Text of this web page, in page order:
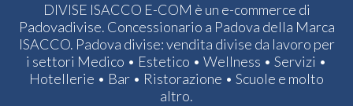
DIVISE ISACCO E-COM è un e-commerce di
Padovadivise. Concessionario a Padova della Marca
ISACCO. Padova divise: vendita divise da lavoro per
i settori Medico • Estetico • Wellness • Servizi •
Hotellerie • Bar • Ristorazione • Scuole e molto
altro.